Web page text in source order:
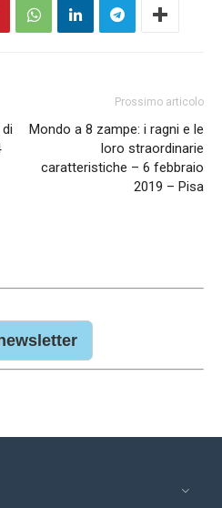
Prossimo articolo
Mondo a 8 zampe: i ragni e le
loro straordinarie
caratteristiche – 6 febbraio
2019 – Pisa